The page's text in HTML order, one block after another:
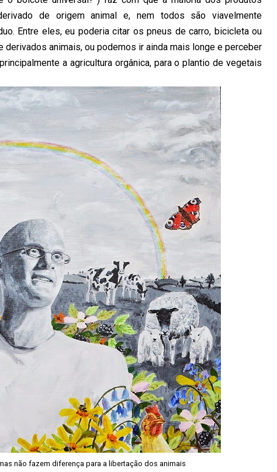
de origem animal e, nem todos são viavelmente
Entre eles, eu poderia citar os pneus de carro, bicicleta ou
animais, ou podemos ir ainda mais longe e perceber
a agricultura orgânica, para o plantio de vegetais
não fazem diferença para a libertação dos animais